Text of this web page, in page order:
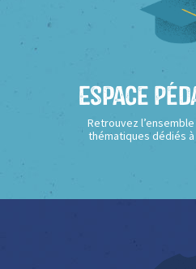
Espace
Retrouvez
thématiques dédiés à